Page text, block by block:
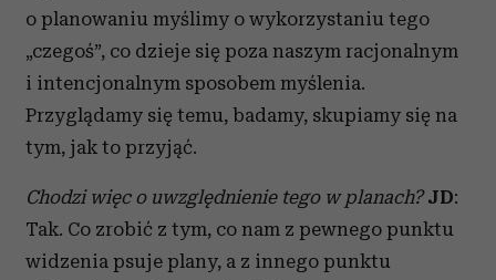
o planowaniu myślimy o wykorzystaniu tego
„czegoś”, co dzieje się poza naszym racjonalnym
i intencjonalnym sposobem myślenia.
Przyglądamy się temu, badamy, skupiamy się na
tym, jak to przyjąć.
Chodzi więc o uwzględnienie tego w planach? JD:
Tak. Co zrobić z tym, co nam z pewnego punktu
widzenia psuje plany, a z innego punktu